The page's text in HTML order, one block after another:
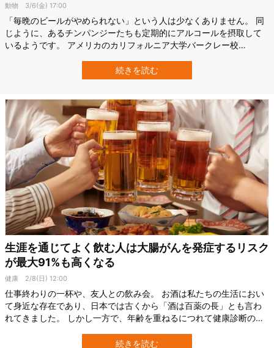
動物 3/6(金) 17:00
「毎晩のビールがやめられない」という人は少なくありません。 同
じように、あるチンパンジーたちも定期的にアルコールを摂取して
いるようです。 アメリカのカリフォルニア大学バークレー校
し、彼らが発酵した果実から相当量のアルコールを取り込んでいる
ことを確認しました。 調査では、人間の標準的なアルコールドリン
続きを読む
生涯を通じてよく飲む人は大腸がんを発症するリスク
が最大91%も高くなる
健康 2/8(日) 12:00
仕事終わりの一杯や、友人との飲み会。 お酒は私たちの生活におい
て身近な存在であり、日本では古くから「酒は百薬の長」とも言わ
れてきました。 しかし一方で、年齢を重ねるにつれて健康診断の結
いう方も多いのではないでしょうか。 特に、食生活の欧米化などに
続きを読む